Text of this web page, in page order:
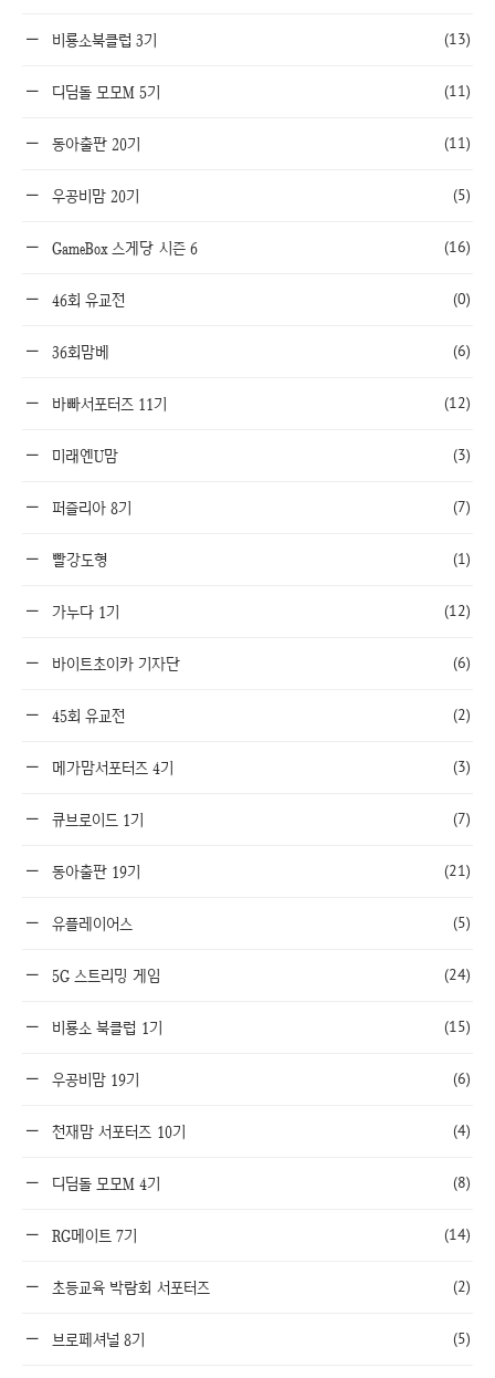
비룡소북클럽 3기 (13)
디딤돌 모모M 5기 (11)
동아출판 20기 (11)
우공비맘 20기 (5)
GameBox 스게당 시즌 6 (16)
46회 유교전 (0)
36회맘베 (6)
바빠서포터즈 11기 (12)
미래엔U맘 (3)
퍼즐리아 8기 (7)
빨강도형 (1)
가누다 1기 (12)
바이트초이카 기자단 (6)
45회 유교전 (2)
메가맘서포터즈 4기 (3)
큐브로이드 1기 (7)
동아출판 19기 (21)
유플레이어스 (5)
5G 스트리밍 게임 (24)
비룡소 북클럽 1기 (15)
우공비맘 19기 (6)
천재맘 서포터즈 10기 (4)
디딤돌 모모M 4기 (8)
RG메이트 7기 (14)
초등교육 박람회 서포터즈 (2)
브로페셔널 8기 (5)